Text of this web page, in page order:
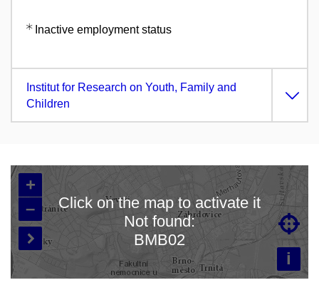
Inactive employment status
Institut for Research on Youth, Family and
Children
Loading map…
+
–
i


Click on the map to activate it
Not found:
BMB02